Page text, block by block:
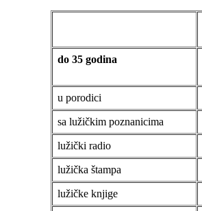
do 35 godina
u porodici
sa lužičkim poznanicima
lužički radio
lužička štampa
lužičke knjige